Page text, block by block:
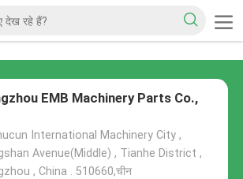
EMB Machinery Parts Co.,
International Machinery City ,
Avenue(Middle) , Tianhe District ,
, China . 510660,चीन